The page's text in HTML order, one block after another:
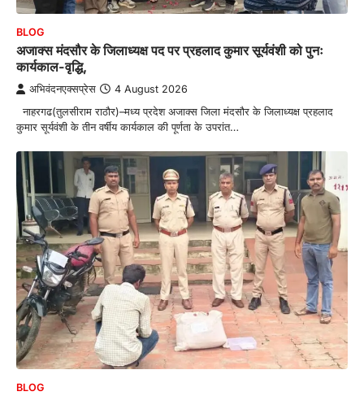
BLOG
अजाक्स मंदसौर के जिलाध्यक्ष पद पर प्रहलाद कुमार सूर्यवंशी को पुनः
कार्यकाल-वृद्धि,
अभिवंदनएक्सप्रेस 4 August 2026
नाहरगढ(तुलसीराम राठौर)–मध्य प्रदेश अजाक्स जिला मंदसौर के जिलाध्यक्ष प्रहलाद
कुमार सूर्यवंशी के तीन वर्षीय कार्यकाल की पूर्णता के उपरांत…
BLOG